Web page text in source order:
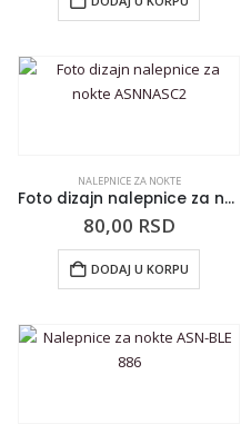
NALEPNICE ZA NOKTE
Foto dizajn nalepnice za nokte ASNNASC2
80,00 RSD
DODAJ U KORPU